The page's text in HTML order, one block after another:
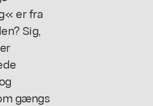
er fra
Sig,
gængs